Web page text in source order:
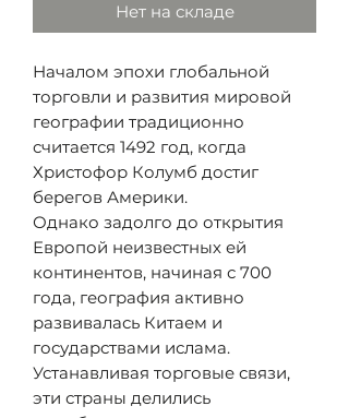
Нет на складе
Началом эпохи глобальной
торговли и развития мировой
географии традиционно
считается 1492 год, когда
Христофор Колумб достиг
берегов Америки.
Однако задолго до открытия
Европой неизвестных ей
континентов, начиная с 700
года, география активно
развивалась Китаем и
государствами ислама.
Устанавливая торговые связи,
эти страны делились